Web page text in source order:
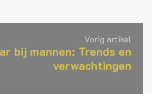
Vorig artikel
bij mannen: Trends en
verwachtingen